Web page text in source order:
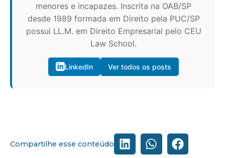
menores e incapazes. Inscrita na OAB/SP
desde 1989 formada em Direito pela PUC/SP
possui LL.M. em Direito Empresarial pelo CEU
Law School.
LinkedIn Ver todos os posts
Compartilhe esse conteúdo